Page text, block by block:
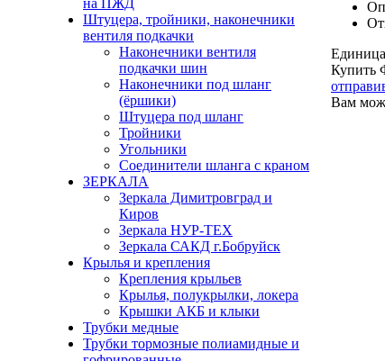
на ПЖД
Штуцера, тройники, наконечники
вентиля подкачки
Наконечники вентиля
подкачки шин
Наконечники под шланг
(ёршики)
Штуцера под шланг
Тройники
Угольники
Соединители шланга с краном
ЗЕРКАЛА
Зеркала Димитровград и
Киров
Зеркала НУР-ТЕХ
Зеркала САКД г.Бобруйск
Крылья и крепления
Крепления крыльев
Крылья, полукрылки, локера
Крышки АКБ и клыки
Трубки медные
Трубки тормозные полиамидные и
Купить
Вам